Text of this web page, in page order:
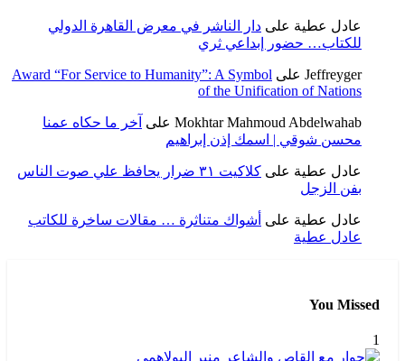
عادل عطية على دار الناشر في معرض القاهرة الدولي
للكتاب… حضور إبداعي ثري
Jeffreyger على Award “For Service to Humanity”: A Symbol
of the Unification of Nations
Mokhtar Mahmoud Abdelwahab على آخر ما حكاه عمنا
محسن شوقي | اسمك إذن إبراهيم
عادل عطية على
كلاكيت ٣١ ضرار يحافظ علي صوت الناس
بفن الزجل
عادل عطية على أشواك متناثرة … مقالات ساخرة للكاتب
عادل عطية
You Missed
1